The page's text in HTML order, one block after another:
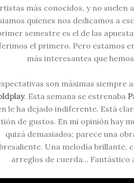
más conocidos, y no suelen
quienes nos dedicamos a
semestre es el de las
el primero. Pero estamos
más interesantes que
son máximas siempre
. Esta semana se estrenaba
le ha dejado indiferente. Está
de gustos. En mi opinión hay
quizá demasiados; parece una
Una melodía brillante,
arreglos de cuerda... Fantástico